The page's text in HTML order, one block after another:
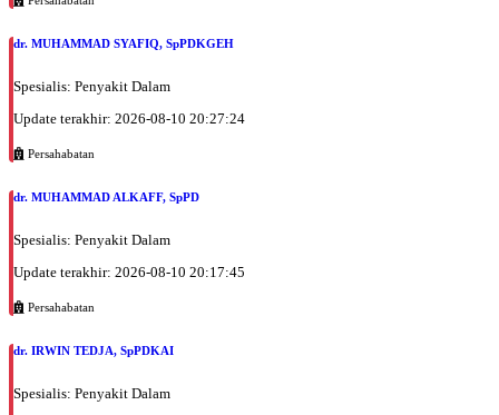
dr. MUHAMMAD SYAFIQ, SpPDKGEH
Spesialis: Penyakit Dalam
Update terakhir: 2026-08-10 20:27:24
Persahabatan
dr. MUHAMMAD ALKAFF, SpPD
Spesialis: Penyakit Dalam
Update terakhir: 2026-08-10 20:17:45
Persahabatan
dr. IRWIN TEDJA, SpPDKAI
Spesialis: Penyakit Dalam